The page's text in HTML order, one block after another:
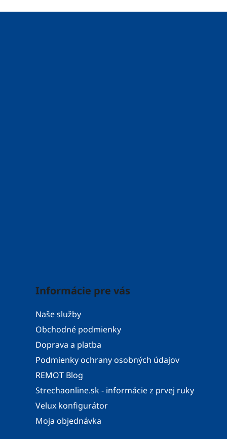
Informácie pre vás
Naše služby
Obchodné podmienky
Doprava a platba
Podmienky ochrany osobných údajov
REMOT Blog
Strechaonline.sk - informácie z prvej ruky
Velux konfigurátor
Moja objednávka